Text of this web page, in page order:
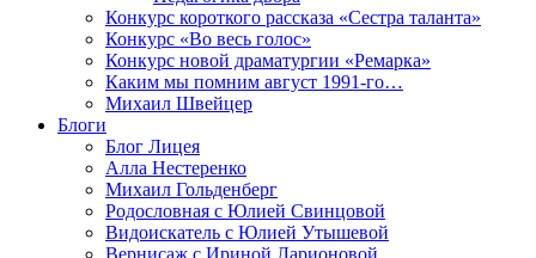
Конкурс короткого рассказа «Сестра таланта»
Конкурс «Во весь голос»
Конкурс новой драматургии «Ремарка»
Каким мы помним август 1991-го…
Михаил Швейцер
Блоги
Блог Лицея
Алла Нестеренко
Михаил Гольденберг
Родословная с Юлией Свинцовой
Видоискатель с Юлией Утышевой